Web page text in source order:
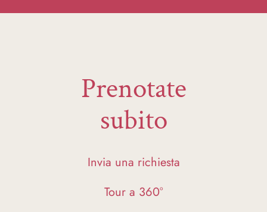
Prenotate
subito
Invia una richiesta
Tour a 360°